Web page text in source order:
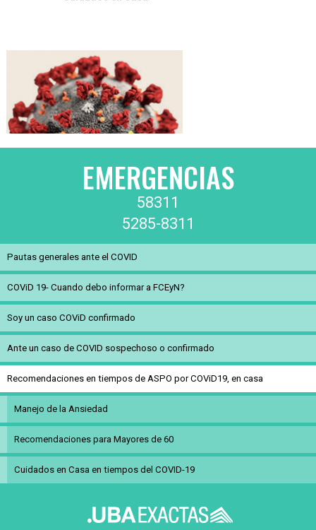
EMERGENCIAS
58311
5285-8311
Pautas generales ante el COVID
COViD 19- Cuando debo informar a FCEyN?
Soy un caso COViD confirmado
Ante un caso de COVID sospechoso o confirmado
Recomendaciones en tiempos de ASPO por COViD19, en casa
Manejo de la Ansiedad
Recomendaciones para Mayores de 60
Cuidados en Casa en tiempos del COVID-19